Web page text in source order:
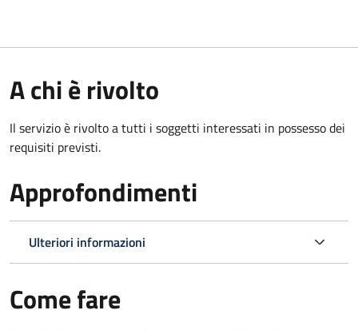
A chi è rivolto
Il servizio è rivolto a tutti i soggetti interessati in possesso dei
requisiti previsti.
Approfondimenti
Ulteriori informazioni
Come fare